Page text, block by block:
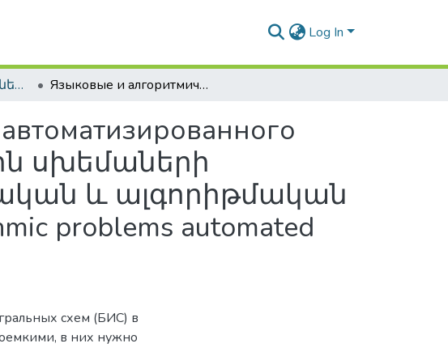
Log In
Ատենախոսություններ և սեղմագրեր / Theses & Abstracts Языковые и алгоритмические проблемы автоматизированного проектирования цифровых схем / Թվային սխեմաների ավտոմատացված նախագծման լեզվական և ալգորիթմական հիմնախնդիրներ / Language and algorithmic problems automated design of digital circuits
սխեմաների
և ալգորիթմական
problems automated
схем (БИС) в
в них нужно